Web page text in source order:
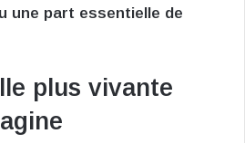
une part essentielle de
plus vivante